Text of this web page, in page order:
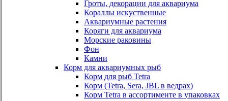
Гроты, декорации для аквариума
Кораллы искуственные
Аквариумные растения
Коряги для аквариума
Морские раковины
Фон
Камни
Корм для аквариумных рыб
Корм для рыб Tetra
Корм (Tetra, Sera, JBL в ведрах)
Корм Tetra в ассортименте в упаковках